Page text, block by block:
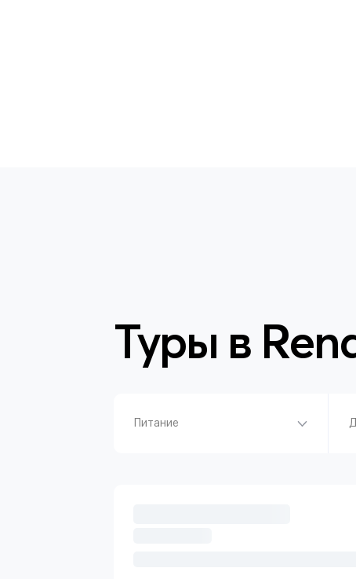
Туры в
Питание